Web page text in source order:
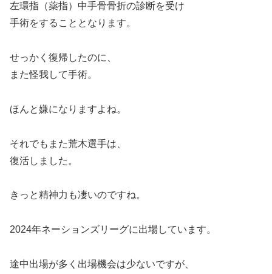
左環指（薬指）中手骨骨折の診断を受け
手術をすることとなります。
せっかく復帰したのに、
また怪我して手術。
ほんと嫌になりますよね。
それでもまた荒木選手は、
復活しました。
きっと精神力も凄いのですね。
2024年ネーションズリーグに出場しています。
途中出場が多く出場機会は少ないですが、